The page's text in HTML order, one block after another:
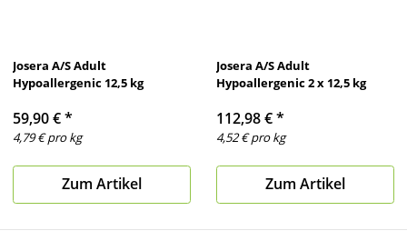
Josera A/S Adult
Hypoallergenic 12,5 kg
59,90 €*
4,79 € pro kg
Zum Artikel
Josera A/S Adult
Hypoallergenic 2 x 12,5 kg
112,98 €*
4,52 € pro kg
Zum Artikel